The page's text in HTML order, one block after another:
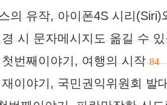
의 유작, 아이폰4S 시리(Siri)
시 문자메시지도 옮길 수
번째이야기, 여행의 시작 84
이야기, 국민권익위원회 발